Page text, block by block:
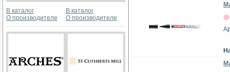
В каталог
О производителе
В каталог
О производителе